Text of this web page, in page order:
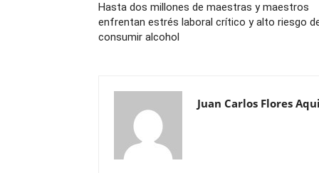
Hasta dos millones de maestras y maestros
enfrentan estrés laboral crítico y alto riesgo
consumir alcohol
Juan Carlos Flores